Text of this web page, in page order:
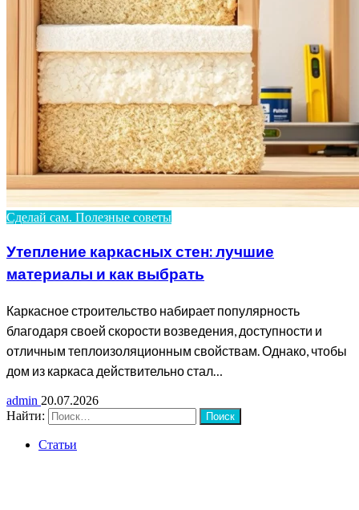
Сделай сам. Полезные советы
Утепление каркасных стен: лучшие
материалы и как выбрать
Каркасное строительство набирает популярность
благодаря своей скорости возведения, доступности и
отличным теплоизоляционным свойствам. Однако, чтобы
дом из каркаса действительно стал…
admin 20.07.2026
Найти:
Статьи